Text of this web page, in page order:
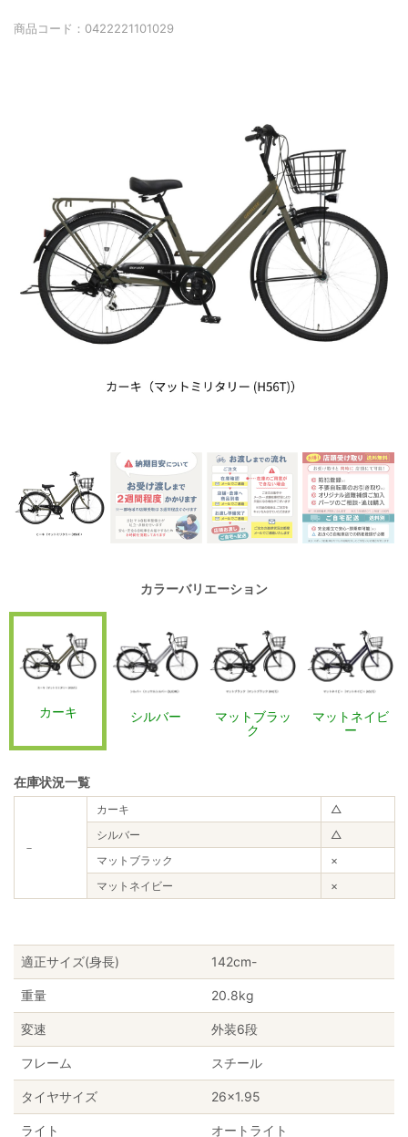
商品コード： 0422221101029
カラーバリエーション
カーキ シルバー
マットブラッ
ク
マットネイビ
ー
在庫状況一覧
－
カーキ
△
シルバー
△
マットブラック
×
マットネイビー
×
適正サイズ(身長) 142cm-
重量 20.8kg
変速 外装6段
フレーム スチール
タイヤサイズ 26×1.95
ライト オートライト